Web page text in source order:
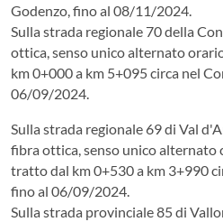
Godenzo, fino al 08/11/2024.
Sulla strada regionale 70 della
ottica, senso unico alternato
km 0+000 a km 5+095 circa nel
06/09/2024.
Sulla strada regionale 69 di Val
fibra ottica, senso unico alternato
tratto dal km 0+530 a km 3+990
fino al 06/09/2024.
Sulla strada provinciale 85 di